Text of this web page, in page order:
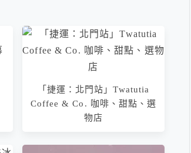
「捷運：北門站」Twatutia
Coffee & Co. 咖啡、甜點、選
物店